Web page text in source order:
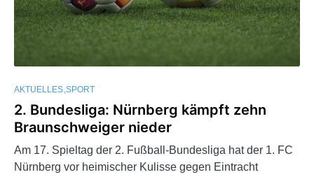
AKTUELLES SPORT
2. Bundesliga: Nürnberg kämpft zehn
Braunschweiger nieder
Am 17. Spieltag der 2. Fußball-Bundesliga hat der 1. FC
Nürnberg vor heimischer Kulisse gegen Eintracht